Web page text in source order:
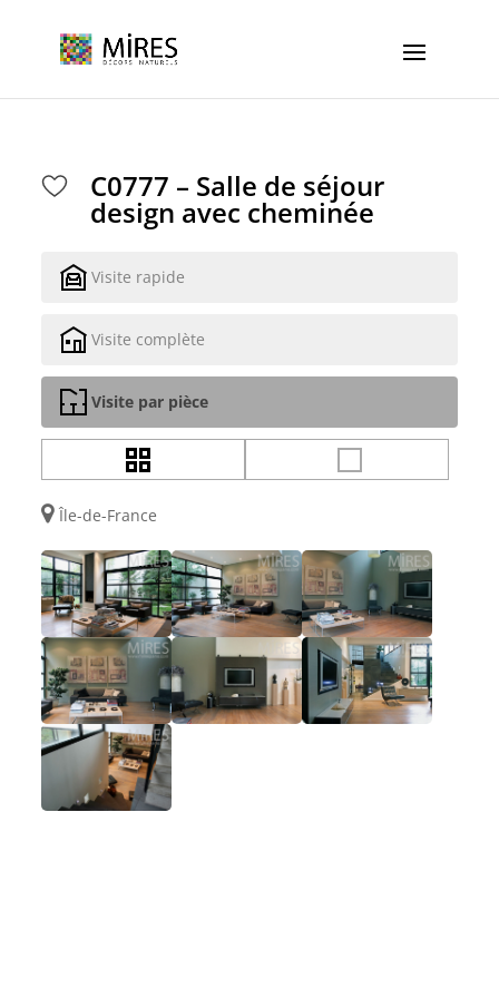
C0777 – Salle de séjour
design avec cheminée
Visite rapide
Visite complète
Visite par pièce
Île-de-France